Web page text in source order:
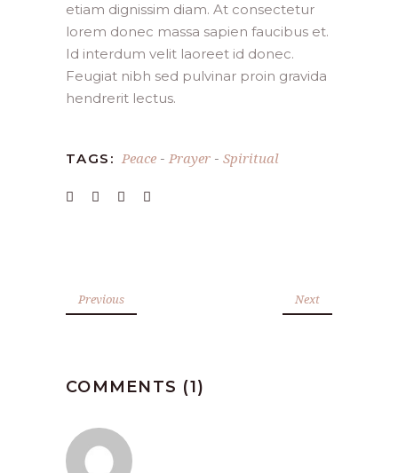
etiam dignissim diam. At consectetur
lorem donec massa sapien faucibus et.
Id interdum velit laoreet id donec.
Feugiat nibh sed pulvinar proin gravida
hendrerit lectus.
TAGS: Peace - Prayer - Spiritual
Previous Next
COMMENTS (1)